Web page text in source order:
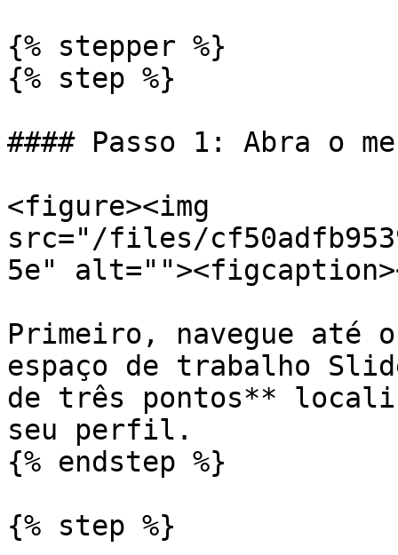
{% stepper %}
{% step %}
#### Passo 1: Abra o
<figure><img
src="/files/
5e"
Primeiro, navegue até
espaço de trabalho
de três pontos**
seu perfil.
{% endstep %}
{% step %}